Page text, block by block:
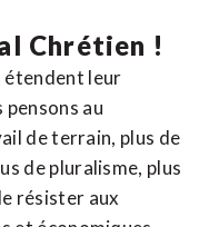
Chrétien !
étendent leur
au
de terrain, plus de
de pluralisme, plus
résister aux